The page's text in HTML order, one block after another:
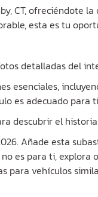
CT, ofreciéndote
esta es tu
detalladas del
esenciales,
es adecuado para
descubrir el
Añade esta
es para ti, explora
para vehículos